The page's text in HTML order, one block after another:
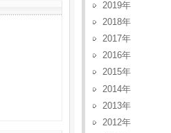
2019
2018
2017
2016
2015
2014
2013
2012